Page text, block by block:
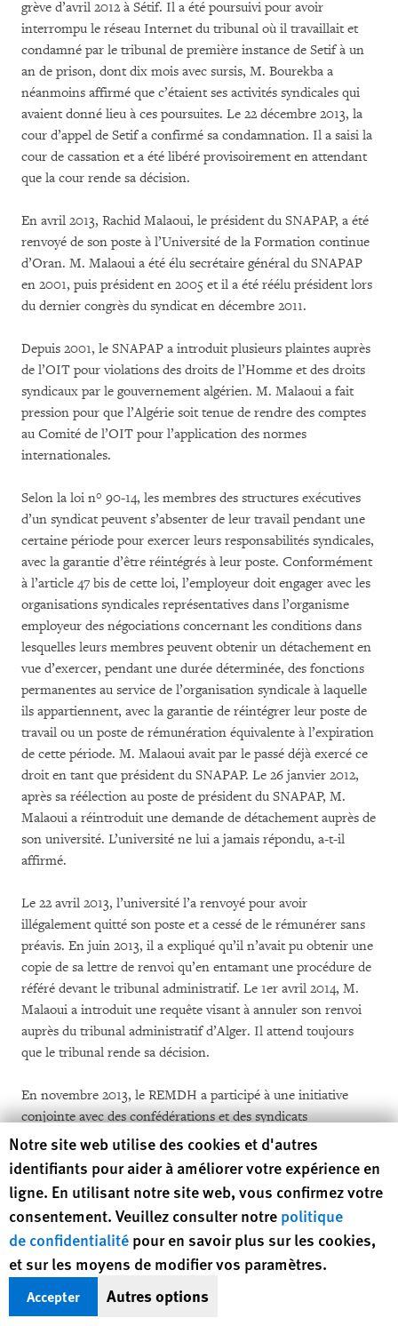
grève d’avril 2012 à Sétif. Il a été poursuivi pour avoir
interrompu le réseau Internet du tribunal où il travaillait et
condamné par le tribunal de première instance de Setif à un
an de prison, dont dix mois avec sursis, M. Bourekba a
néanmoins affirmé que c’étaient ses activités syndicales qui
avaient donné lieu à ces poursuites. Le 22 décembre 2013, la
cour d’appel de Setif a confirmé sa condamnation. Il a saisi la
cour de cassation et a été libéré provisoirement en attendant
que la cour rende sa décision.
En avril 2013, Rachid Malaoui, le président du SNAPAP, a été
renvoyé de son poste à l’Université de la Formation continue
d’Oran. M. Malaoui a été élu secrétaire général du SNAPAP
en 2001, puis président en 2005 et il a été réélu président lors
du dernier congrès du syndicat en décembre 2011.
Depuis 2001, le SNAPAP a introduit plusieurs plaintes auprès
de l’OIT pour violations des droits de l’Homme et des droits
syndicaux par le gouvernement algérien. M. Malaoui a fait
pression pour que l’Algérie soit tenue de rendre des comptes
au Comité de l’OIT pour l’application des normes
internationales.
Selon la loi n° 90-14, les membres des structures exécutives
d’un syndicat peuvent s’absenter de leur travail pendant une
certaine période pour exercer leurs responsabilités syndicales,
avec la garantie d’être réintégrés à leur poste. Conformément
à l’article 47 bis de cette loi, l’employeur doit engager avec les
organisations syndicales représentatives dans l’organisme
employeur des négociations concernant les conditions dans
lesquelles leurs membres peuvent obtenir un détachement en
vue d’exercer, pendant une durée déterminée, des fonctions
permanentes au service de l’organisation syndicale à laquelle
ils appartiennent, avec la garantie de réintégrer leur poste de
travail ou un poste de rémunération équivalente à l’expiration
de cette période. M. Malaoui avait par le passé déjà exercé ce
droit en tant que président du SNAPAP. Le 26 janvier 2012,
après sa réélection au poste de président du SNAPAP, M.
Malaoui a réintroduit une demande de détachement auprès de
son université. L’université ne lui a jamais répondu, a-t-il
affirmé.
Le 22 avril 2013, l’université l’a renvoyé pour avoir
illégalement quitté son poste et a cessé de le rémunérer sans
préavis. En juin 2013, il a expliqué qu’il n’avait pu obtenir une
copie de sa lettre de renvoi qu’en entamant une procédure de
référé devant le tribunal administratif. Le 1er avril 2014, M.
Malaoui a introduit une requête visant à annuler son renvoi
auprès du tribunal administratif d’Alger. Il attend toujours
que le tribunal rende sa décision.
En novembre 2013, le REMDH a participé à une initiative
conjointe avec des confédérations et des syndicats
internationaux, dans le but d’exprimer sa solidarité à Rachid
Malaoui. Plus de 4 300 courriers ont été envoyés à la
présidence algérienne. Ces lettres sont restées sans réponse.
Yassine Zaïd, défenseur des droits humains et syndicaliste, est
victime d’intimidation et de harcèlement depuis qu’il s’est
engagé dans les activités de syndicats indépendants,
notamment du SNAPAP. M. Zaïd a déclaré que le 2 octobre
2012, il se rendait en bus à Ouargla pour y rencontrer des
Human Rights Watch cookie preferences
Notre site web utilise des cookies et d'autres
identifiants pour aider à améliorer votre expérience en
ligne. En utilisant notre site web, vous confirmez votre
consentement. Veuillez consulter notre politique
de confidentialité pour en savoir plus sur les cookies,
et sur les moyens de modifier vos paramètres.
Accepter Autres options